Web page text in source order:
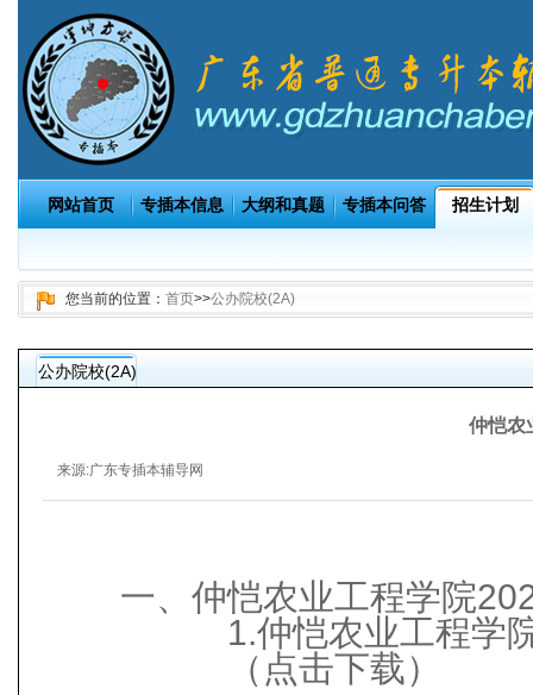
网站首页 专插本信息 大纲和真题 专插本问答 招生计划
您当前的位置： 首页>>公办院校(2A)
公办院校(2A)
仲恺农
来源:广东专插本辅导网
一、仲恺农业工程学院
1.仲恺农业工程学
（点击下载）